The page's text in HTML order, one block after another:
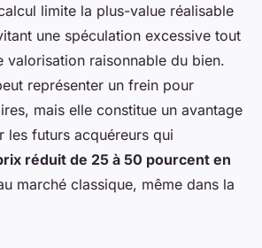
limite la plus-value réalisable
une spéculation excessive tout
valorisation raisonnable du bien.
représenter un frein pour
mais elle constitue un avantage
les futurs acquéreurs qui
réduit de 25 à 50 pourcent en
marché classique, même dans la